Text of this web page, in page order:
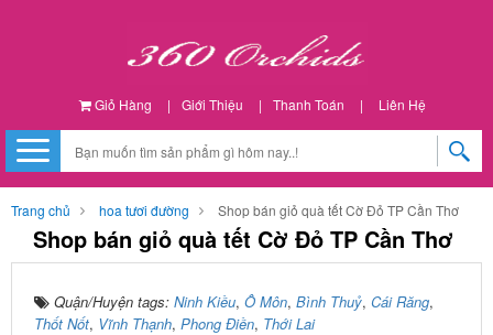
Giỏ Hàng | Giới Thiệu | Thanh Toán | Liên Hệ
Trang chủ hoa tươi đường Shop bán giỏ quà tết Cờ Đỏ TP Cần Thơ
Shop bán giỏ quà tết Cờ Đỏ TP Cần Thơ
Quận/Huyện tags: Ninh Kiều, Ô Môn, Bình Thuỷ, Cái Răng,
Thốt Nốt, Vĩnh Thạnh, Phong Điền, Thới Lai